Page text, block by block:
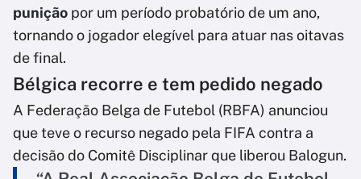
punição por um período probatório de um ano,
tornando o jogador elegível para atuar nas oitavas
de final.
Bélgica recorre e tem pedido negado
A Federação Belga de Futebol (RBFA) anunciou
que teve o recurso negado pela FIFA contra a
decisão do Comitê Disciplinar que liberou Balogun.